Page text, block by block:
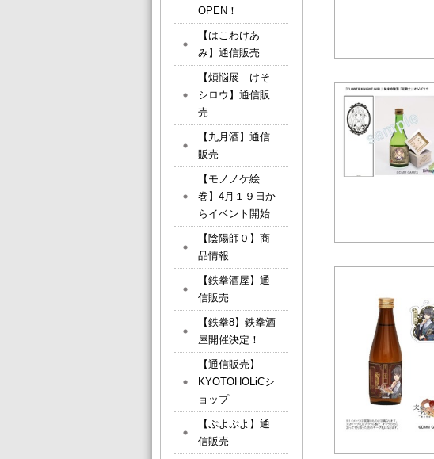
OPEN！
【はこわけあ
み】通信販売
【煩悩展 けそ
シロウ】通信販
売
【九月酒】通信
販売
【モノノケ絵
巻】4月１９日か
らイベント開始
【陰陽師０】商
品情報
【鉄拳酒屋】通
信販売
【鉄拳8】鉄拳酒
屋開催決定！
【通信販売】
KYOTOHOLiCシ
ョップ
【ぷよぷよ】通
信販売